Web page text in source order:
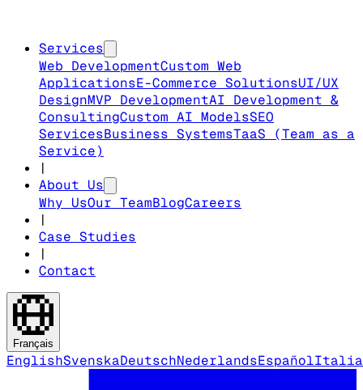
Services
Web DevelopmentCustom Web
ApplicationsE-Commerce SolutionsUI/UX
DesignMVP DevelopmentAI Development &
ConsultingCustom AI ModelsSEO
ServicesBusiness SystemsTaaS (Team as a
Service)
|
About Us
Why UsOur TeamBlogCareers
|
Case Studies
|
Contact
Français
EnglishSvenskaDeutschNederlandsEspañol